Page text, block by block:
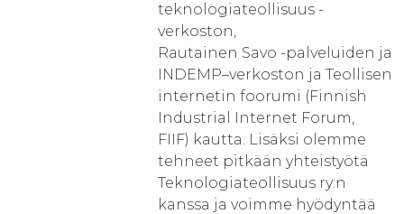
teknologiateollisuus -
verkoston,
Rautainen Savo -palveluiden ja
INDEMP–verkoston ja Teollisen
internetin foorumi (Finnish
Industrial Internet Forum,
FIIF) kautta. Lisäksi olemme
tehneet pitkään yhteistyötä
Teknologiateollisuus ry:n
kanssa ja voimme hyödyntää